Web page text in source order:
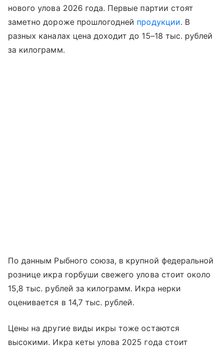
нового улова 2026 года. Первые партии стоят
заметно дороже прошлогодней продукции. В
разных каналах цена доходит до 15–18 тыс. рублей
за килограмм.
По данным Рыбного союза, в крупной федеральной
рознице икра горбуши свежего улова стоит около
15,8 тыс. рублей за килограмм. Икра нерки
оценивается в 14,7 тыс. рублей.
Цены на другие виды икры тоже остаются
высокими. Икра кеты улова 2025 года стоит